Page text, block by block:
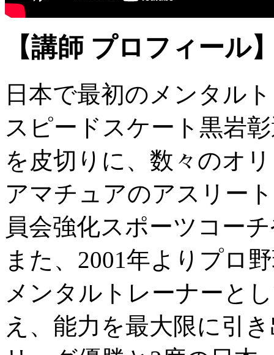
【講師 プロフィール
日本で最初のメンタル
スピードスケート黒岩
を皮切りに、数々のオ
アマチュアのアスリー
員会強化スポーツコー
また、2001年よりプロ
メンタルトレーナーと
え、能力を最大限に引